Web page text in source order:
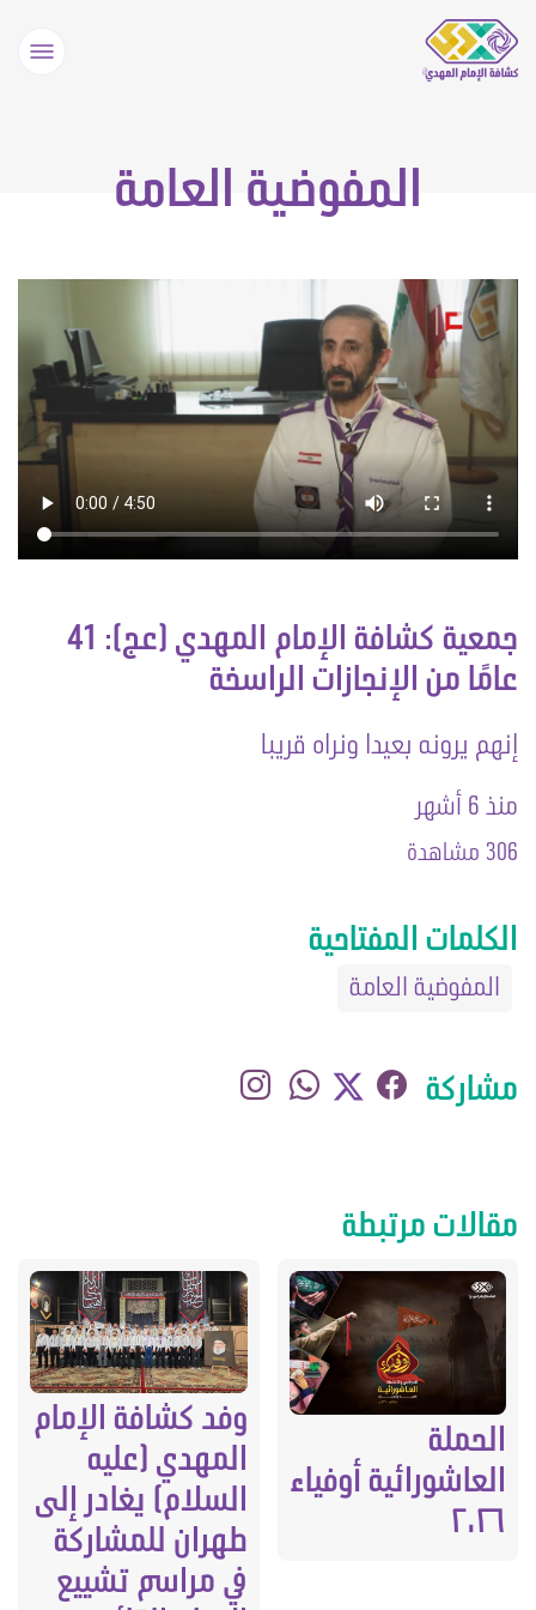
المفوضية العامة
جمعية كشافة الإمام المهدي (عج): 41
عامًا من الإنجازات الراسخة
إنهم يرونه بعيدا ونراه قريبا
منذ 6 أشهر
306 مشاهدة
الكلمات المفتاحية
المفوضية العامة
مشاركة
مقالات مرتبطة
وفد كشافة الإمام
المهدي (عليه
السلام) يغادر إلى
طهران للمشاركة
في مراسم تشييع
الحملة
العاشورائية أوفياء
٢٠٢٦